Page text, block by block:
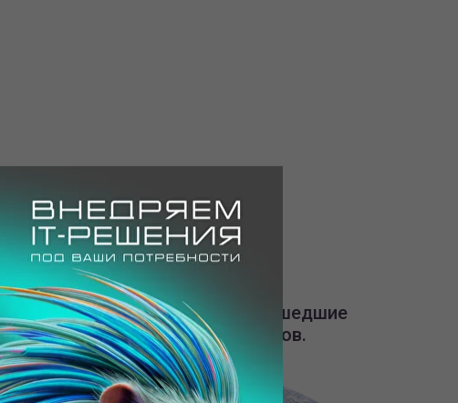
Специалисты, прошедшие
обучение у вендоров.